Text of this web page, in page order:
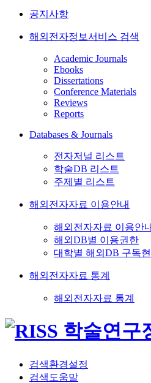
공지사항
해외전자정보서비스 검색
Academic Journals
Ebooks
Dissertations
Conference Materials
Reviews
Reports
Databases & Journals
전자저널 리스트
학술DB 리스트
주제별 리스트
해외전자자료 이용안내
해외전자자료 이용안
해외DB별 이용권한
대학별 해외DB 구독
해외전자자료 통계
해외전자자료 통계
검색환경설정
검색도움말